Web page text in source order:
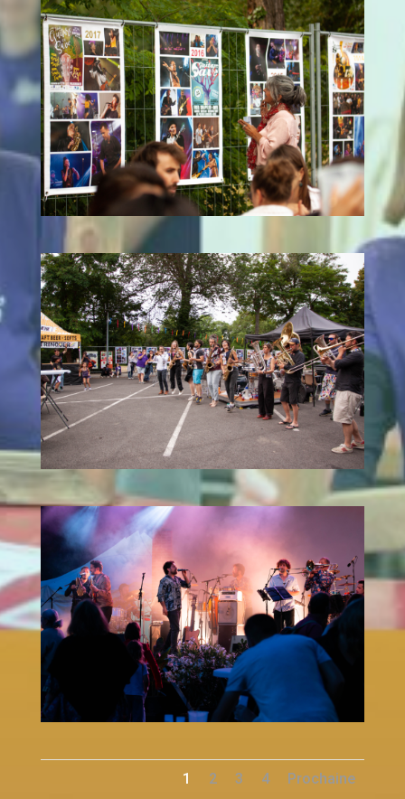
1 2 3 4 Prochaine